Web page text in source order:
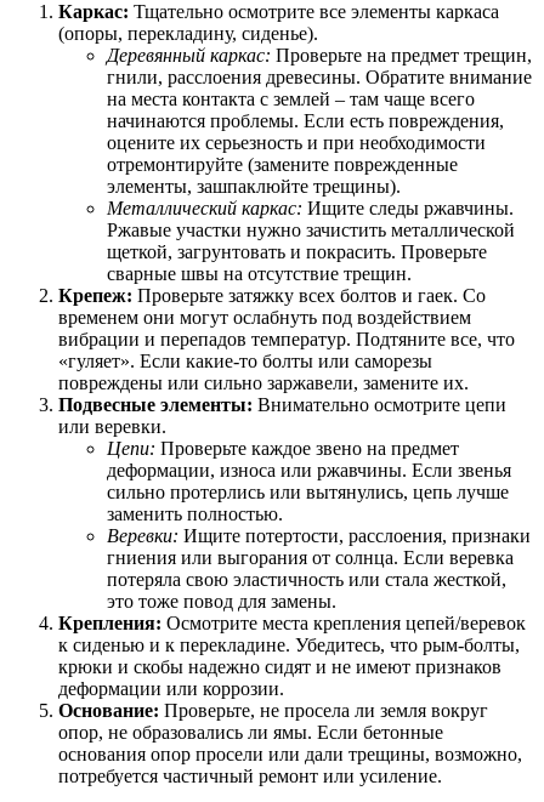
Каркас: Тщательно осмотрите все элементы каркаса
(опоры, перекладину, сиденье).
Деревянный каркас: Проверьте на предмет трещин,
гнили, расслоения древесины. Обратите внимание
на места контакта с землей – там чаще всего
начинаются проблемы. Если есть повреждения,
оцените их серьезность и при необходимости
отремонтируйте (замените поврежденные
элементы, зашпаклюйте трещины).
Металлический каркас: Ищите следы ржавчины.
Ржавые участки нужно зачистить металлической
щеткой, загрунтовать и покрасить. Проверьте
сварные швы на отсутствие трещин.
Крепеж: Проверьте затяжку всех болтов и гаек. Со
временем они могут ослабнуть под воздействием
вибрации и перепадов температур. Подтяните все, что
«гуляет». Если какие-то болты или саморезы
повреждены или сильно заржавели, замените их.
Подвесные элементы: Внимательно осмотрите цепи
или веревки.
Цепи: Проверьте каждое звено на предмет
деформации, износа или ржавчины. Если звенья
сильно протерлись или вытянулись, цепь лучше
заменить полностью.
Веревки: Ищите потертости, расслоения, признаки
гниения или выгорания от солнца. Если веревка
потеряла свою эластичность или стала жесткой,
это тоже повод для замены.
Крепления: Осмотрите места крепления цепей/веревок
к сиденью и к перекладине. Убедитесь, что рым-болты,
крюки и скобы надежно сидят и не имеют признаков
деформации или коррозии.
Основание: Проверьте, не просела ли земля вокруг
опор, не образовались ли ямы. Если бетонные
основания опор просели или дали трещины, возможно,
потребуется частичный ремонт или усиление.